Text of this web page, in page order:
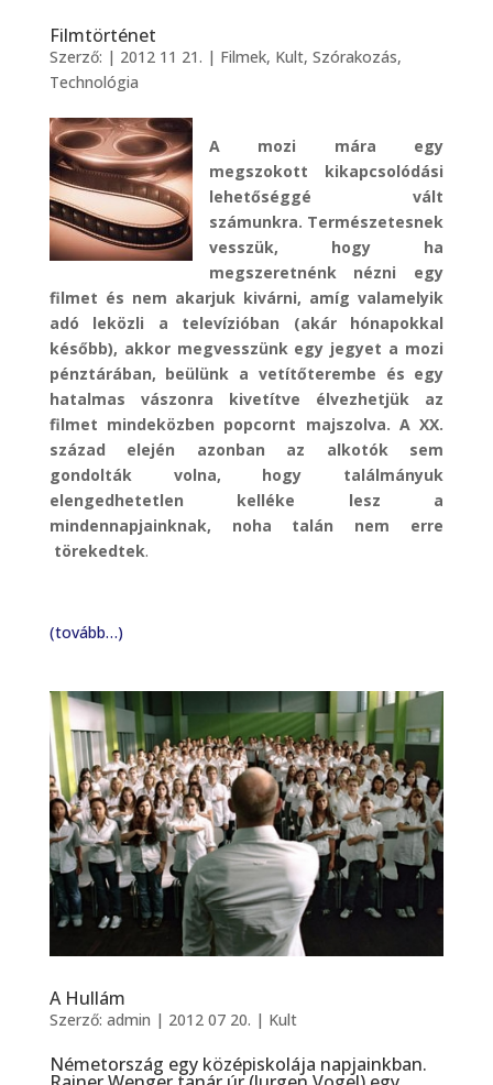
Filmtörténet
Szerző: | 2012 11 21. | Filmek, Kult, Szórakozás,
Technológia
A mozi mára egy
megszokott kikapcsolódási
lehetőséggé vált
számunkra. Természetesnek
vesszük, hogy ha
megszeretnénk nézni egy
filmet és nem akarjuk kivárni, amíg valamelyik
adó leközli a televízióban (akár hónapokkal
később), akkor megvesszünk egy jegyet a mozi
pénztárában, beülünk a vetítőterembe és egy
hatalmas vászonra kivetítve élvezhetjük az
filmet mindeközben popcornt majszolva. A XX.
század elején azonban az alkotók sem
gondolták volna, hogy találmányuk
elengedhetetlen kelléke lesz a
mindennapjainknak, noha talán nem erre
törekedtek.
(tovább…)
A Hullám
Szerző: admin | 2012 07 20. | Kult
Németország egy középiskolája napjainkban.